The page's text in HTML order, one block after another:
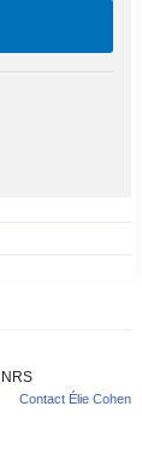
Contact Élie Cohen